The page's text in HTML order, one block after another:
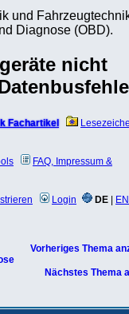
und
Diagnose (OBD).
nicht
Fachartikel
FAQ, Impressum &
Login DE EN
Vorheriges Thema
Nächstes Thema